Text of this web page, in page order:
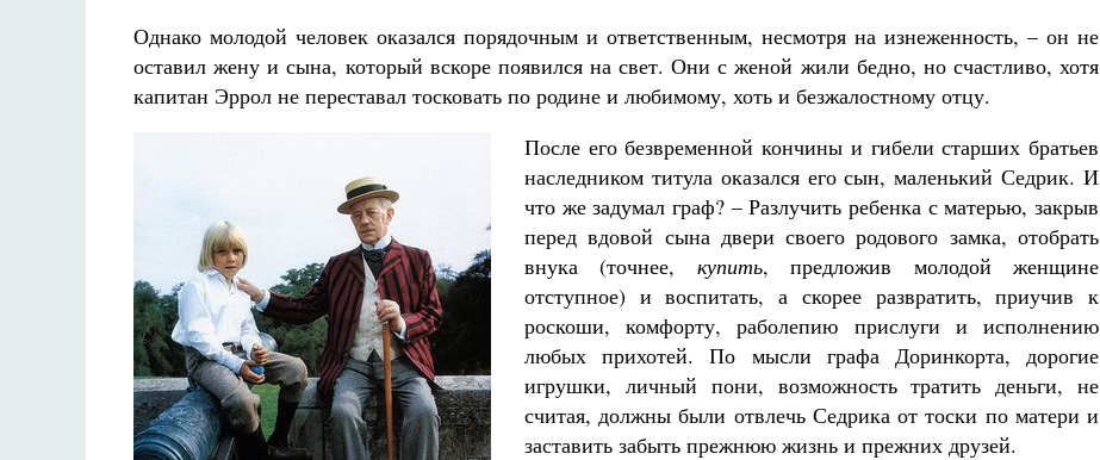
Однако молодой человек оказался порядочным и ответственным, несмотря на изнеженность, – он не
оставил жену и сына, который вскоре появился на свет. Они с женой жили бедно, но счастливо, хотя
капитан Эррол не переставал тосковать по родине и любимому, хоть и безжалостному отцу.
После его безвременной кончины и гибели старших братьев
наследником титула оказался его сын, маленький Седрик. И
что же задумал граф? – Разлучить ребенка с матерью, закрыв
перед вдовой сына двери своего родового замка, отобрать
внука (точнее, купить, предложив молодой женщине
отступное) и воспитать, а скорее развратить, приучив к
роскоши, комфорту, раболепию прислуги и исполнению
любых прихотей. По мысли графа Доринкорта, дорогие
игрушки, личный пони, возможность тратить деньги, не
считая, должны были отвлечь Седрика от тоски по матери и
заставить забыть прежнюю жизнь и прежних друзей.